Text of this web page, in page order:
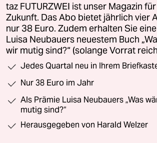
taz FUTURZWEI ist unser Magazin
Zukunft. Das Abo bietet jährlich vier
nur 38 Euro. Zudem erhalten Sie
Luisa Neubauers neuestem Buch
wir mutig sind?“ (solange Vorrat
Jedes Quartal neu in Ihrem
Nur 38 Euro im Jahr
Als Prämie Luisa Neubauers „Was
mutig sind?“
Herausgegeben von Harald Welzer